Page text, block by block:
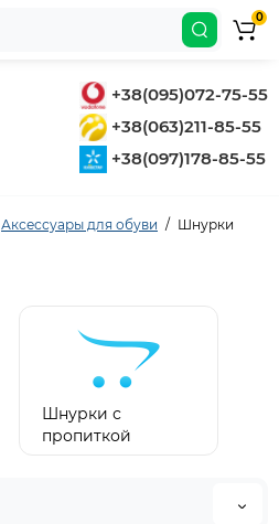
+38(095)072-75-55
+38(063)211-85-55
+38(097)178-85-55
0
Аксессуары для обуви Шнурки
Шнурки с
пропиткой